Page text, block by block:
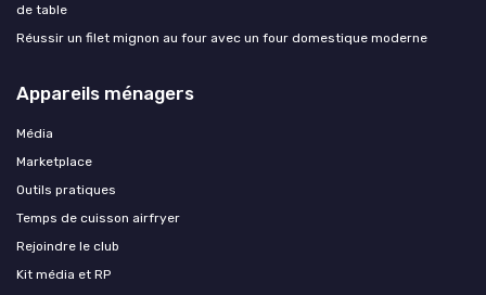
de table
Réussir un filet mignon au four avec un four domestique moderne
Appareils ménagers
Média
Marketplace
Outils pratiques
Temps de cuisson airfryer
Rejoindre le club
Kit média et RP